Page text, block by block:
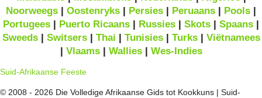
Noorweegs | Oostenryks | Persies | Peruaans | Pools |
Portugees | Puerto Ricaans | Russies | Skots | Spaans |
Sweeds| Switsers| Thai | Tunisies| Turks| Viëtnamees
| Vlaams| Wallies| Wes-Indies
Suid-Afrikaanse Feeste
© 2008 - 2026 Die Volledige Afrikaanse Gids tot Kookkuns | Suid-